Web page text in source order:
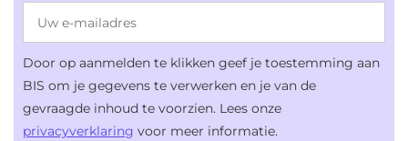
Door op aanmelden te klikken geef je toestemming aan
BIS om je gegevens te verwerken en je van de
gevraagde inhoud te voorzien. Lees onze
privacyverklaring voor meer informatie.